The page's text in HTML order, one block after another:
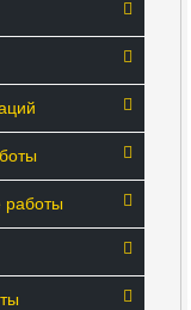
работы